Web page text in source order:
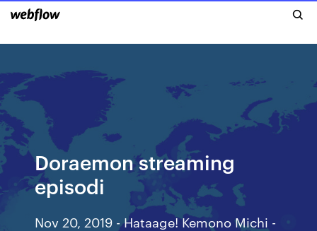
Doraemon streaming
episodi
Nov 20, 2019 - Hataage! Kemono Michi -